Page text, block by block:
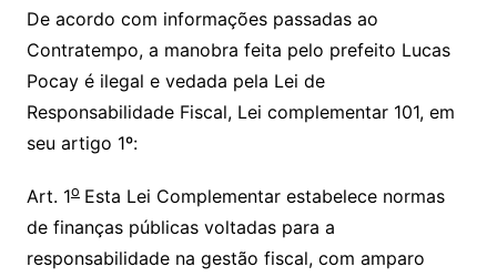
De acordo com informações passadas ao
Contratempo, a manobra feita pelo prefeito Lucas
Pocay é ilegal e vedada pela Lei de
Responsabilidade Fiscal, Lei complementar 101, em
seu artigo 1º:
Art. 1o Esta Lei Complementar estabelece normas
de finanças públicas voltadas para a
responsabilidade na gestão fiscal, com amparo